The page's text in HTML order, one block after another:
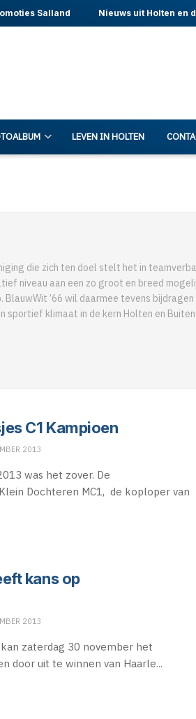
Salland Nieuws uit Holten en
LEVEN IN HOLTEN
die zich ten doel stelt het in
niveau aan een zo groot en breed
’66 wil daarmee tevens bijdragen
sportief klimaat in de kern Holten en
C1 Kampioen
2013
was het zover. De
Dochteren MC1, de koploper van
kans op
2013
zaterdag 30 november het
door uit te winnen van Haarle...